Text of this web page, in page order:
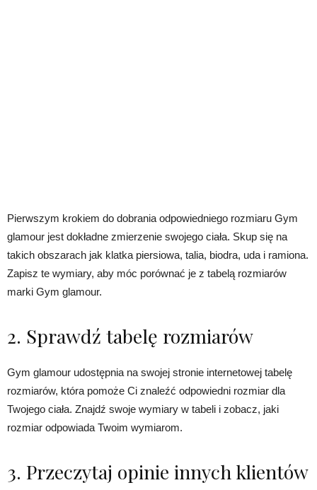
Pierwszym krokiem do dobrania odpowiedniego rozmiaru Gym
glamour jest dokładne zmierzenie swojego ciała. Skup się na
takich obszarach jak klatka piersiowa, talia, biodra, uda i ramiona.
Zapisz te wymiary, aby móc porównać je z tabelą rozmiarów
marki Gym glamour.
2. Sprawdź tabelę rozmiarów
Gym glamour udostępnia na swojej stronie internetowej tabelę
rozmiarów, która pomoże Ci znaleźć odpowiedni rozmiar dla
Twojego ciała. Znajdź swoje wymiary w tabeli i zobacz, jaki
rozmiar odpowiada Twoim wymiarom.
3. Przeczytaj opinie innych klientów